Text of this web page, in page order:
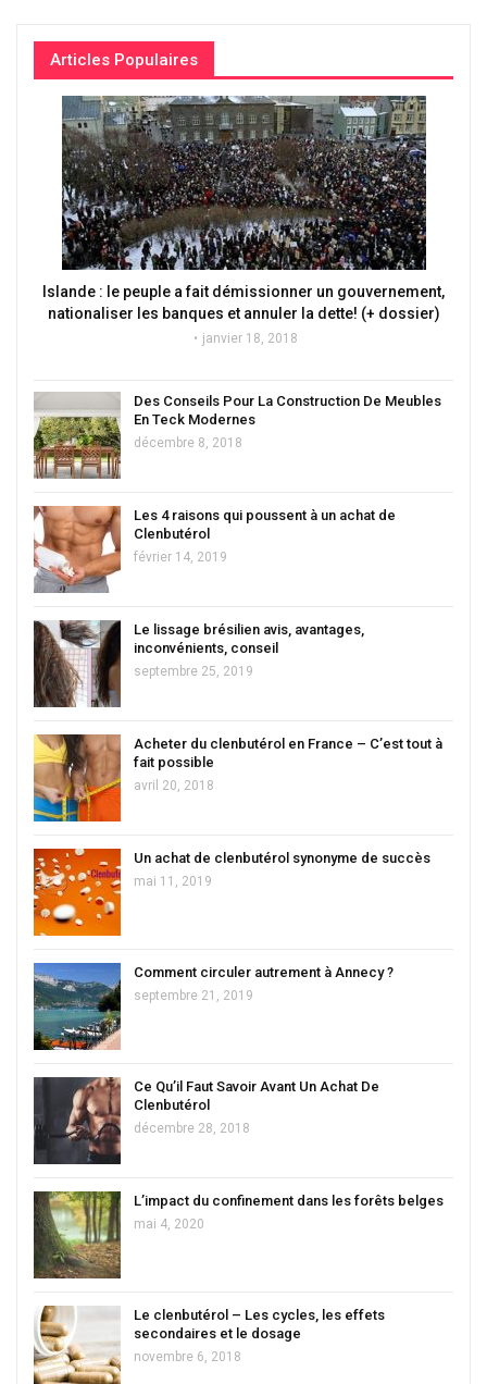
Articles Populaires
Islande : le peuple a fait démissionner un gouvernement,
nationaliser les banques et annuler la dette! (+ dossier)
janvier 18, 2018
Des Conseils Pour La Construction De Meubles
En Teck Modernes
décembre 8, 2018
Les 4 raisons qui poussent à un achat de
Clenbutérol
février 14, 2019
Le lissage brésilien avis, avantages,
inconvénients, conseil
septembre 25, 2019
Acheter du clenbutérol en France – C’est tout à
fait possible
avril 20, 2018
Un achat de clenbutérol synonyme de succès
mai 11, 2019
Comment circuler autrement à Annecy ?
septembre 21, 2019
Ce Qu’il Faut Savoir Avant Un Achat De
Clenbutérol
décembre 28, 2018
L’impact du confinement dans les forêts belges
mai 4, 2020
Le clenbutérol – Les cycles, les effets
secondaires et le dosage
novembre 6, 2018